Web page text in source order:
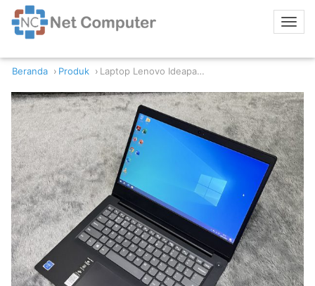
Beranda Produk Laptop Lenovo Ideapad Slim 3 14GL05 Intel Celeron N4020 4GB RAM 256GB SSD